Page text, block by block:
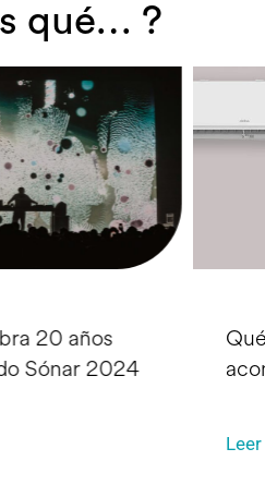
qué… ?
20 años
Sónar 2024